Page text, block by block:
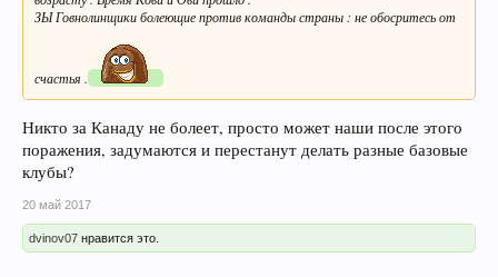
ЗЫ Говнолинщики болеющие против команды страны : не обосритесь от
счастья .
Никто за Канаду не болеет, просто может наши после этого
поражения, задумаются и перестанут делать разные базовые
клубы?
20 май 2017
dvinov07 нравится это.